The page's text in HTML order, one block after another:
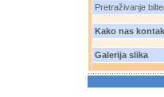
Pretraživanje
Kako nas
Galerija slika